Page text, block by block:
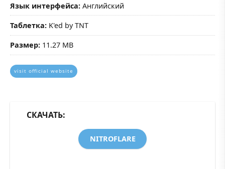
Язык интерфейса: Английский
Таблетка: K'ed by TNT
Размер: 11.27 MB
visit official website
СКАЧАТЬ:
NITROFLARE